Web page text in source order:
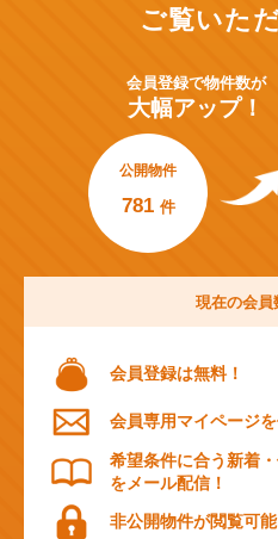
ご覧いた
会員登録で物件数が
大幅アップ！
公開物件
781 件
現在の会員
会員登録は無料！
会員専用マイページを
希望条件に合う新着
をメール配信！
非公開物件が閲覧可能